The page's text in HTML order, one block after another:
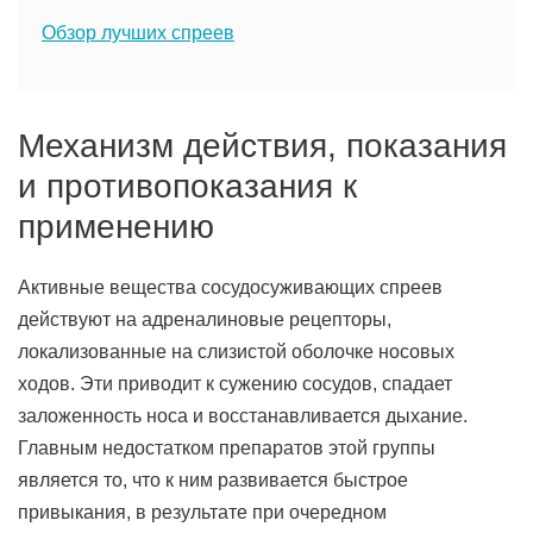
Обзор лучших спреев
Механизм действия, показания
и противопоказания к
применению
Активные вещества сосудосуживающих спреев
действуют на адреналиновые рецепторы,
локализованные на слизистой оболочке носовых
ходов. Эти приводит к сужению сосудов, спадает
заложенность носа и восстанавливается дыхание.
Главным недостатком препаратов этой группы
является то, что к ним развивается быстрое
привыкания, в результате при очередном